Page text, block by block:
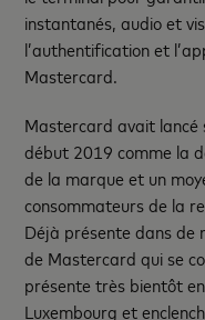
instantanés, audio et
l’authentification et
Mastercard.
Mastercard avait lancé
début 2019 comme la
de la marque et un
consommateurs de la
Déjà présente dans de
de Mastercard qui se
présente très bientôt
Luxembourg et